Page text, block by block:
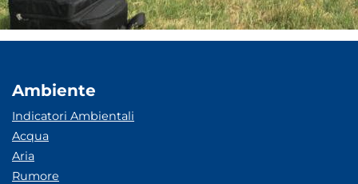
Ambiente
Indicatori Ambientali
Acqua
Aria
Rumore